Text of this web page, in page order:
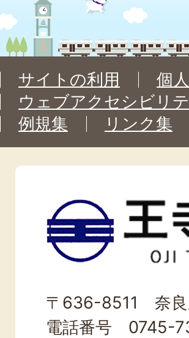
サイトの利用
個
ウェブアクセシビリ
例規集
リンク集
王
寺
町
TOWN
〒636-8511 奈良
電話番号 0745-